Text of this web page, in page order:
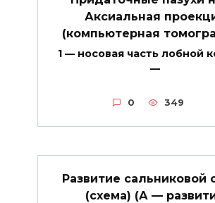
Аксиальная
(компьютерная
1 — носовая часть лобной
—
0 349
Развитие сальниковой
(схема) (А —